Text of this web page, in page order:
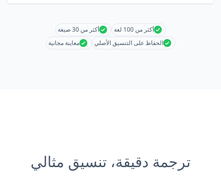
أكثر من 100 لغة
أكثر من 30 صيغة
الحفاظ على التنسيق الأصلي
معاينة مجانية
ترجمة دقيقة، تنسيق مثالي